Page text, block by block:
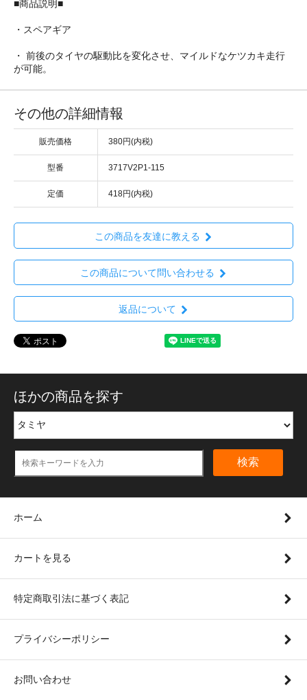
■商品説明■
・スペアギア
・ 前後のタイヤの駆動比を変化させ、マイルドなケツカキ走行
が可能。
その他の詳細情報
販売価格 380円(内税)
型番 3717V2P1-115
定価 418円(内税)
この商品を友達に教える
この商品について問い合わせる
返品について
ほかの商品を探す
検索
ホーム
カートを見る
特定商取引法に基づく表記
プライバシーポリシー
お問い合わせ